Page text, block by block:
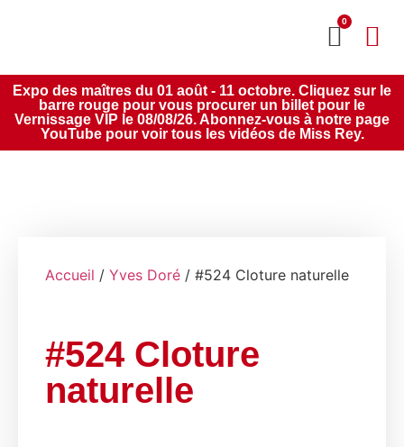
0
Expo des maîtres du 01 août - 11 octobre. Cliquez sur le
barre rouge pour vous procurer un billet pour le
Vernissage VIP le 08/08/26. Abonnez-vous à notre page
YouTube pour voir tous les vidéos de Miss Rey.
Accueil / Yves Doré / #524 Cloture naturelle
#524 Cloture
naturelle